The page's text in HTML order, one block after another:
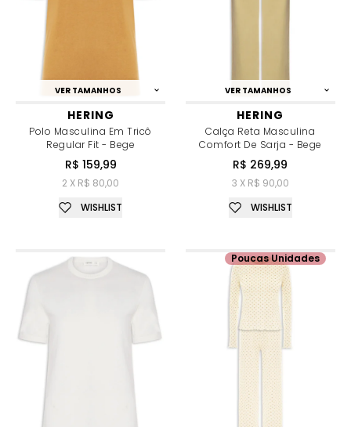
VER TAMANHOS
HERING
Polo Masculina Em Tricô
Regular Fit - Bege
R$ 159,99
2 X R$ 80,00
WISHLIST
VER TAMANHOS
HERING
Calça Reta Masculina
Comfort De Sarja - Bege
R$ 269,99
3 X R$ 90,00
WISHLIST
Poucas Unidades